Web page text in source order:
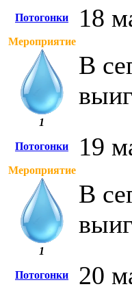
Потогонки 18
Мероприятие
1
В
Потогонки 19
Мероприятие
1
В
Потогонки 20